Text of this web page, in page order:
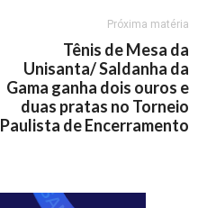
Próxima matéria
Tênis de Mesa da
Unisanta/ Saldanha da
Gama ganha dois ouros e
duas pratas no Torneio
Paulista de Encerramento